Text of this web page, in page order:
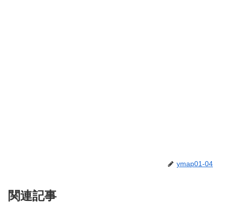
ymap01-04
関連記事